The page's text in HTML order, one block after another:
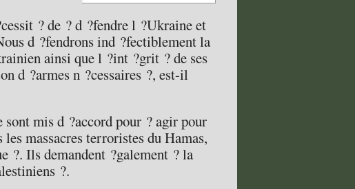
? de ? d ?fendre l ?Ukraine et
d ?fendrons ind ?fectiblement la
ainsi que l ?int ?grit ? de ses
d ?armes n ?cessaires ?, est-il
sont mis d ?accord pour ? agir pour
massacres terroristes du Hamas,
?. Ils demandent ?galement ? la
?.